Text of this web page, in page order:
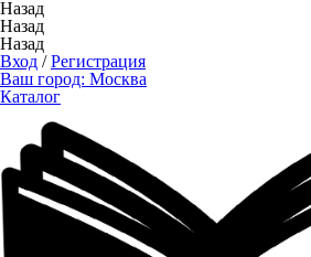
Назад
Назад
Назад
Вход /Регистрация
Ваш город: Москва
Каталог